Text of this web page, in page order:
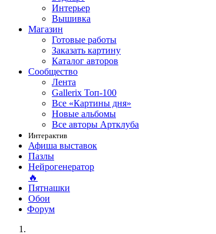
Интерьер
Вышивка
Магазин
Готовые работы
Заказать картину
Каталог авторов
Сообщество
Лента
Gallerix Топ-100
Все «Картины дня»
Новые альбомы
Все авторы Артклуба
Интерактив
Афиша выставок
Пазлы
Нейрогенератор
🔥
Пятнашки
Обои
Форум